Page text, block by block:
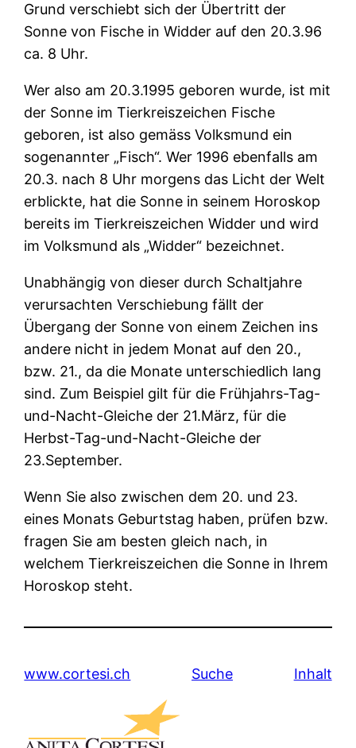
Grund verschiebt sich der Übertritt der
Sonne von Fische in Widder auf den 20.3.96
ca. 8 Uhr.
Wer also am 20.3.1995 geboren wurde, ist mit
der Sonne im Tierkreiszeichen Fische
geboren, ist also gemäss Volksmund ein
sogenannter „Fisch“. Wer 1996 ebenfalls am
20.3. nach 8 Uhr morgens das Licht der Welt
erblickte, hat die Sonne in seinem Horoskop
bereits im Tierkreiszeichen Widder und wird
im Volksmund als „Widder“ bezeichnet.
Unabhängig von dieser durch Schaltjahre
verursachten Verschiebung fällt der
Übergang der Sonne von einem Zeichen ins
andere nicht in jedem Monat auf den 20.,
bzw. 21., da die Monate unterschiedlich lang
sind. Zum Beispiel gilt für die Frühjahrs-Tag-
und-Nacht-Gleiche der 21.März, für die
Herbst-Tag-und-Nacht-Gleiche der
23.September.
Wenn Sie also zwischen dem 20. und 23.
eines Monats Geburtstag haben, prüfen bzw.
fragen Sie am besten gleich nach, in
welchem Tierkreiszeichen die Sonne in Ihrem
Horoskop steht.
www.cortesi.ch Suche Inhalt